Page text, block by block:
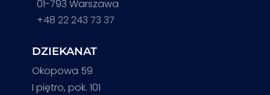
01-793 Warszawa
+48 22 243 73 37
DZIEKANAT
Okopowa 59
I piętro, pok. 101